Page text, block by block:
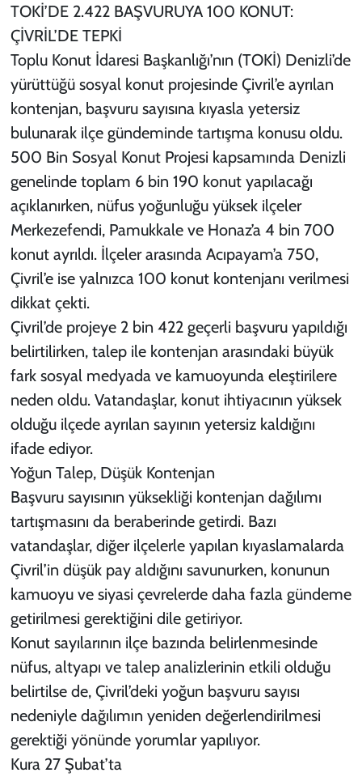
TOKİ’DE 2.422 BAŞVURUYA 100 KONUT:
ÇİVRİL’DE TEPKİ
Toplu Konut İdaresi Başkanlığı’nın (TOKİ) Denizli’de
yürüttüğü sosyal konut projesinde Çivril’e ayrılan
kontenjan, başvuru sayısına kıyasla yetersiz
bulunarak ilçe gündeminde tartışma konusu oldu.
500 Bin Sosyal Konut Projesi kapsamında Denizli
genelinde toplam 6 bin 190 konut yapılacağı
açıklanırken, nüfus yoğunluğu yüksek ilçeler
Merkezefendi, Pamukkale ve Honaz’a 4 bin 700
konut ayrıldı. İlçeler arasında Acıpayam’a 750,
Çivril’e ise yalnızca 100 konut kontenjanı verilmesi
dikkat çekti.
Çivril’de projeye 2 bin 422 geçerli başvuru yapıldığı
belirtilirken, talep ile kontenjan arasındaki büyük
fark sosyal medyada ve kamuoyunda eleştirilere
neden oldu. Vatandaşlar, konut ihtiyacının yüksek
olduğu ilçede ayrılan sayının yetersiz kaldığını
ifade ediyor.
Yoğun Talep, Düşük Kontenjan
Başvuru sayısının yüksekliği kontenjan dağılımı
tartışmasını da beraberinde getirdi. Bazı
vatandaşlar, diğer ilçelerle yapılan kıyaslamalarda
Çivril’in düşük pay aldığını savunurken, konunun
kamuoyu ve siyasi çevrelerde daha fazla gündeme
getirilmesi gerektiğini dile getiriyor.
Konut sayılarının ilçe bazında belirlenmesinde
nüfus, altyapı ve talep analizlerinin etkili olduğu
belirtilse de, Çivril’deki yoğun başvuru sayısı
nedeniyle dağılımın yeniden değerlendirilmesi
gerektiği yönünde yorumlar yapılıyor.
Kura 27 Şubat’ta